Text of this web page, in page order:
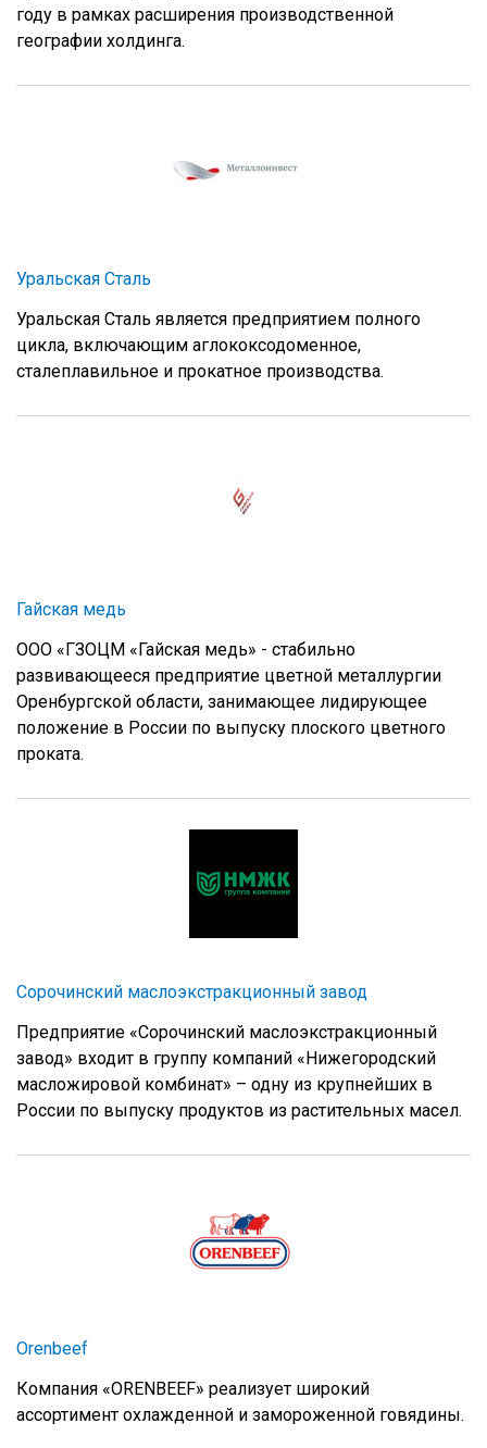
году в рамках расширения производственной
географии холдинга.
Уральская Сталь
Уральская Сталь является предприятием полного
цикла, включающим аглококсодоменное,
сталеплавильное и прокатное производства.
Гайская медь
ООО «ГЗОЦМ «Гайская медь» - стабильно
развивающееся предприятие цветной металлургии
Оренбургской области, занимающее лидирующее
положение в России по выпуску плоского цветного
проката.
Сорочинский маслоэкстракционный завод
Предприятие «Сорочинский маслоэкстракционный
завод» входит в группу компаний «Нижегородский
масложировой комбинат» – одну из крупнейших в
России по выпуску продуктов из растительных масел.
Orenbeef
Компания «ORENBEEF» реализует широкий
ассортимент охлажденной и замороженной говядины.